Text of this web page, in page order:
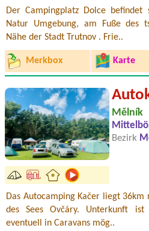
Der Campingplatz Dolce
Natur Umgebung, am Fuße des
Nähe der Stadt Trutnov . Frie..
Merkbox Karte
Mělník
Bezirk
Das Autocamping Kačer liegt
des Sees Ovčáry. Unterkunft
eventuell in Caravans mög..